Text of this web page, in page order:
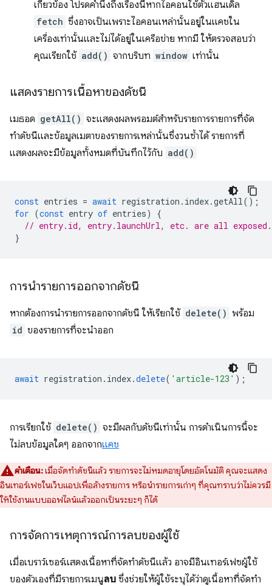
เกี่ยวข้อง โปรดคำนึงถึงเรื่องนี้หากไอคอนใช้ตัวแฮนเดิล
fetch ซึ่งอาจเป็นเพราะไอคอนเหล่านั้นอยู่ในแคชใน
เครื่องเท่านั้นและไม่ได้อยู่ในเครือข่าย หากมี ให้ตรวจสอบว่า
คุณเรียกใช้ add() จากบริบท window เท่านั้น
แสดงรายการเนื้อหาของดัชนี
เมธอด getAll() จะแสดงผลพรอมต์สำหรับรายการรายการที่จัด
ทำดัชนีและข้อมูลเมตาของรายการเหล่านั้นซึ่งวนซ้ำได้ รายการที่
แสดงผลจะมีข้อมูลทั้งหมดที่บันทึกไว้กับ add()
const entries = await registration . index.getAll();
for (const entry of entries)
{
// entry.id, entry.launchUrl, etc. are all exposed.
}
การนำรายการออกจากดัชนี
หากต้องการนำรายการออกจากดัชนี ให้เรียกใช้ delete() พร้อม
id ของรายการที่จะนำออก
await registration . index.delete( 'article-123' );
การเรียกใช้ delete() จะมีผลกับดัชนีเท่านั้น การดำเนินการนี้จะ
ไม่ลบข้อมูลใดๆ ออกจากแคช
คำเตือน:เมื่อจัดทำดัชนีแล้ว รายการจะไม่หมดอายุโดยอัตโนมัติ คุณจะแสดง
อินเทอร์เฟซในเว็บแอปเพื่อล้างรายการ หรือนำรายการเก่าๆ ที่คุณทราบว่าไม่ควรมี
ให้ใช้งานแบบออฟไลน์แล้วออกเป็นระยะๆ ก็ได้
การจัดการเหตุการณ์การลบของผู้ใช้
เมื่อเบราว์เซอร์แสดงเนื้อหาที่จัดทำดัชนีแล้ว อาจมีอินเทอร์เฟซผู้ใช้
ของตัวเองที่มีรายการเมนูลบ ซึ่งช่วยให้ผู้ใช้ระบุได้ว่าดูเนื้อหาที่จัดทำ